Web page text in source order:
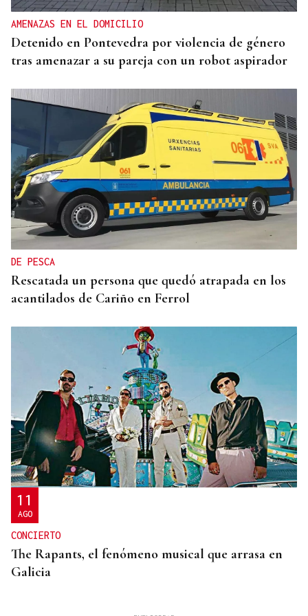
AMENAZAS EN EL DOMICILIO
Detenido en Pontevedra por violencia de género
tras amenazar a su pareja con un robot aspirador
DE PESCA
Rescatada un persona que quedó atrapada en los
acantilados de Cariño en Ferrol
11
AGO
CONCIERTO
The Rapants, el fenómeno musical que arrasa en
Galicia